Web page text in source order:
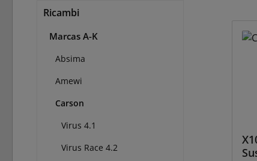
Ricambi
Marcas A-K
Absima
Amewi
Carson
Virus 4.1
Virus Race 4.2